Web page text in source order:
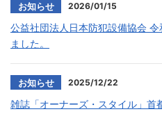
2026/01/15
お知らせ
公益社団法人日本防犯設備協会
ました。
2025/12/22
お知らせ
雑誌「オーナーズ・スタイル」